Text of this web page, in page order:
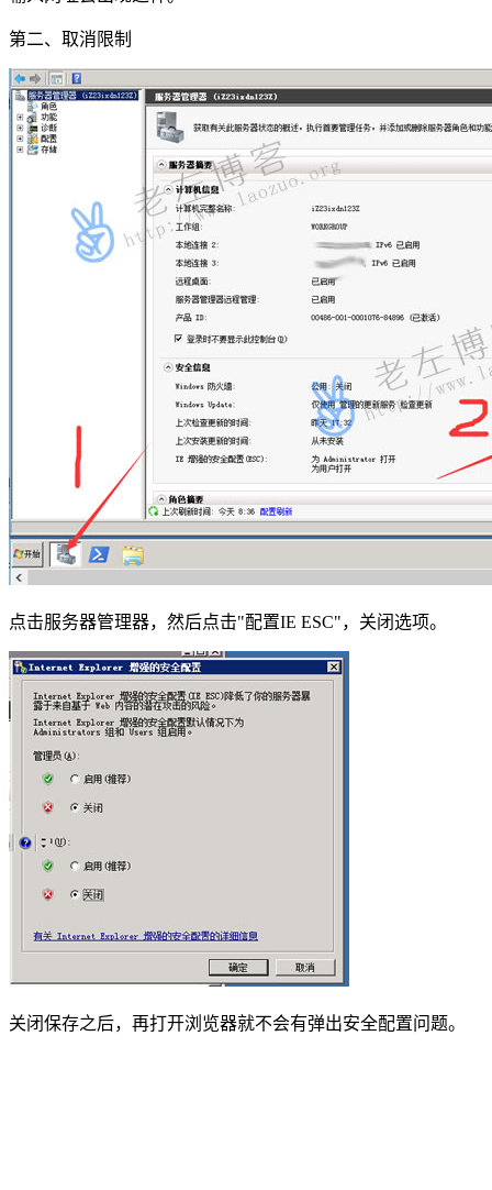
第二、取消限制
点击服务器管理器，然后点击"配置IE ESC"，关闭选项。
关闭保存之后，再打开浏览器就不会有弹出安全配置问题。